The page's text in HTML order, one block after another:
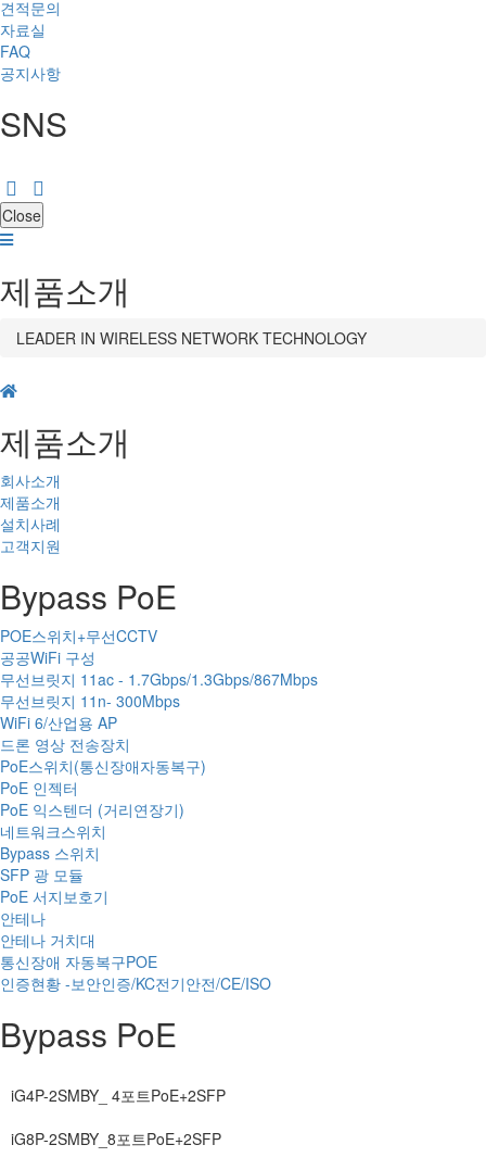
견적문의
자료실
FAQ
공지사항
SNS
Close
제품소개
LEADER IN WIRELESS NETWORK TECHNOLOGY
제품소개
회사소개
제품소개
설치사례
고객지원
Bypass PoE
POE스위치+무선CCTV
공공WiFi 구성
무선브릿지 11ac - 1.7Gbps/1.3Gbps/867Mbps
무선브릿지 11n- 300Mbps
WiFi 6/산업용 AP
드론 영상 전송장치
PoE스위치(통신장애자동복구)
PoE 인젝터
PoE 익스텐더 (거리연장기)
네트워크스위치
Bypass 스위치
SFP 광 모듈
PoE 서지보호기
안테나
안테나 거치대
통신장애 자동복구POE
인증현황 -보안인증/KC전기안전/CE/ISO
Bypass PoE
iG4P-2SMBY_ 4포트PoE+2SFP
iG8P-2SMBY_8포트PoE+2SFP